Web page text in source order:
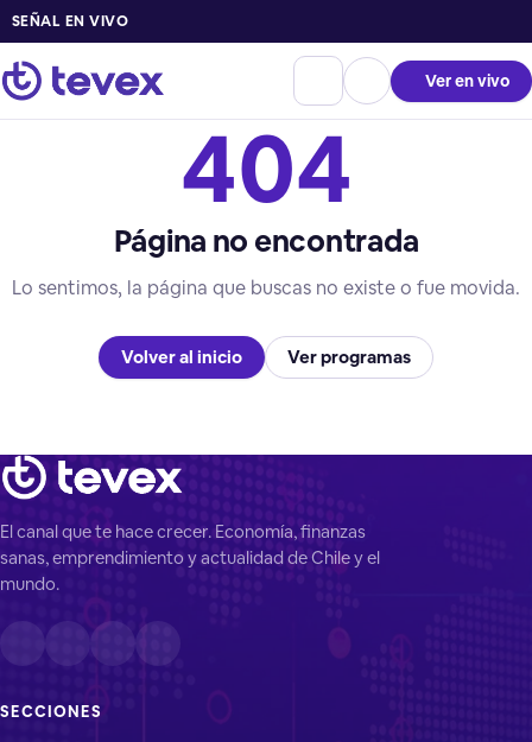
SEÑAL EN VIVO
Ver en vivo
404
Página no encontrada
Lo sentimos, la página que buscas no existe o fue movida.
Volver al inicio Ver programas
El canal que te hace crecer. Economía, finanzas
sanas, emprendimiento y actualidad de Chile y el
mundo.
SECCIONES